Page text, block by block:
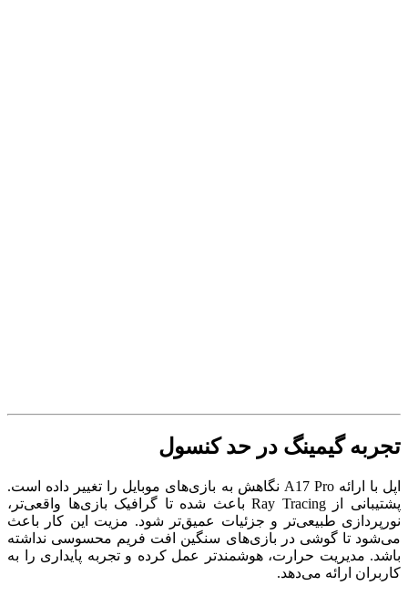
تجربه گیمینگ در حد کنسول
اپل با ارائه A17 Pro نگاهش به بازی‌های موبایل را تغییر داده است.
پشتیبانی از Ray Tracing باعث شده تا گرافیک بازی‌ها واقعی‌تر،
نورپردازی طبیعی‌تر و جزئیات عمیق‌تر شود. مزیت این کار باعث
می‌شود تا گوشی در بازی‌های سنگین افت فریم محسوسی نداشته
باشد. مدیریت حرارت، هوشمندتر عمل کرده و تجربه پایداری را به
کاربران ارائه می‌دهد.